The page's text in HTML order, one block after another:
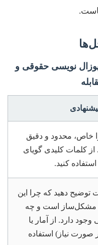
نویسی حقوقی و
خاص، محدود و دقیق
از کلمات کلیدی گویای
کنید.
توضیح دهید که چرا این
مشکل‌ساز است و چه
وجود دارد. از آمار یا
صورت نیاز) استفاده